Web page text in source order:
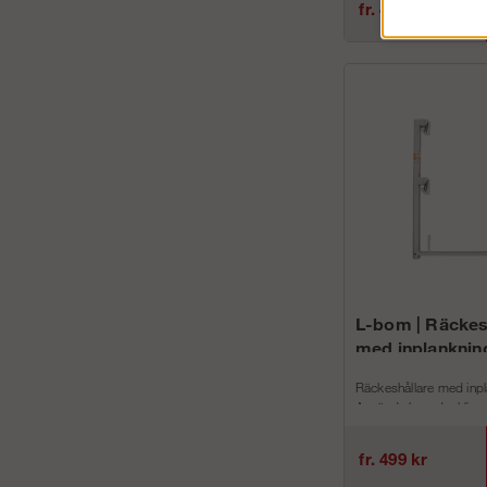
fr. 406 kr
L-bom |
med
Räckeshållare med
Används
översta nivån på din
fr. 499 kr